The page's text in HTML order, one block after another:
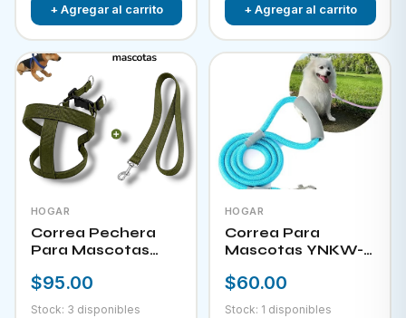
+ Agregar al carrito + Agregar al carrito
HOGAR
Correa Pechera
Para Mascotas
$95.00
Stock: 3 disponibles
HOGAR
Correa Para
Mascotas YNKW-
$60.00
Stock: 1 disponibles